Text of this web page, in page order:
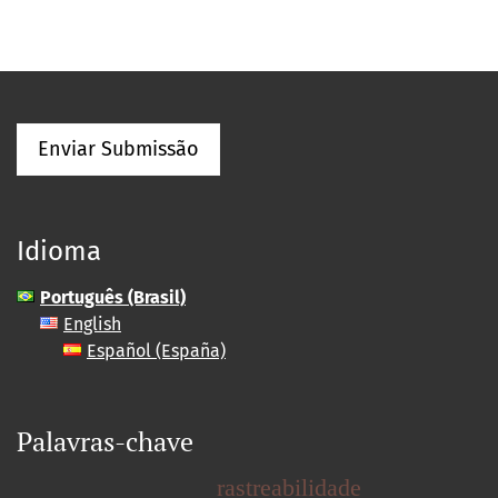
Enviar Submissão
Idioma
Português (Brasil)
English
Español (España)
Palavras-chave
rastreabilidade